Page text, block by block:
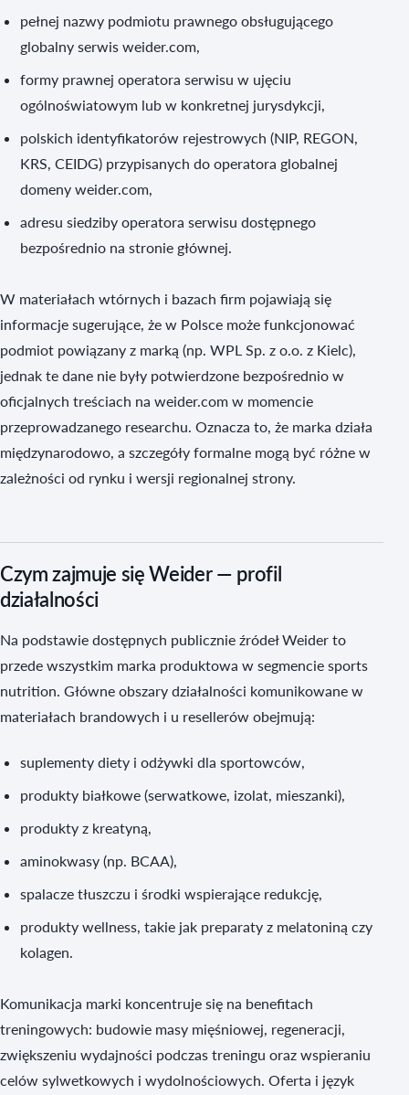
pełnej nazwy podmiotu prawnego obsługującego
globalny serwis weider.com,
formy prawnej operatora serwisu w ujęciu
ogólnoświatowym lub w konkretnej jurysdykcji,
polskich identyfikatorów rejestrowych (NIP, REGON,
KRS, CEIDG) przypisanych do operatora globalnej
domeny weider.com,
adresu siedziby operatora serwisu dostępnego
bezpośrednio na stronie głównej.
W materiałach wtórnych i bazach firm pojawiają się
informacje sugerujące, że w Polsce może funkcjonować
podmiot powiązany z marką (np. WPL Sp. z o.o. z Kielc),
jednak te dane nie były potwierdzone bezpośrednio w
oficjalnych treściach na weider.com w momencie
przeprowadzanego researchu. Oznacza to, że marka działa
międzynarodowo, a szczegóły formalne mogą być różne w
zależności od rynku i wersji regionalnej strony.
Czym zajmuje się Weider — profil
działalności
Na podstawie dostępnych publicznie źródeł Weider to
przede wszystkim marka produktowa w segmencie sports
nutrition. Główne obszary działalności komunikowane w
materiałach brandowych i u resellerów obejmują:
suplementy diety i odżywki dla sportowców,
produkty białkowe (serwatkowe, izolat, mieszanki),
produkty z kreatyną,
aminokwasy (np. BCAA),
spalacze tłuszczu i środki wspierające redukcję,
produkty wellness, takie jak preparaty z melatoniną czy
kolagen.
Komunikacja marki koncentruje się na benefitach
treningowych: budowie masy mięśniowej, regeneracji,
zwiększeniu wydajności podczas treningu oraz wspieraniu
celów sylwetkowych i wydolnościowych. Oferta i język